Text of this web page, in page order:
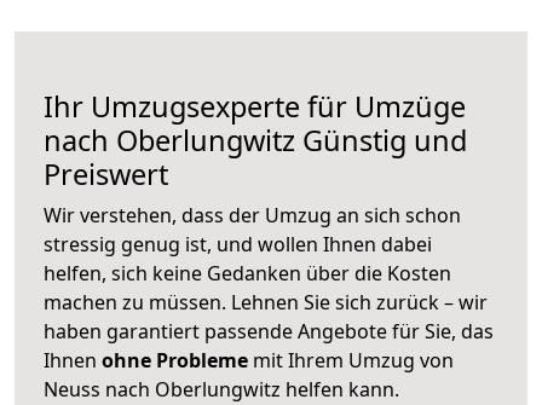
Ihr Umzugsexperte für Umzüge
nach Oberlungwitz Günstig und
Preiswert
Wir verstehen, dass der Umzug an sich schon
stressig genug ist, und wollen Ihnen dabei
helfen, sich keine Gedanken über die Kosten
machen zu müssen. Lehnen Sie sich zurück – wir
haben garantiert passende Angebote für Sie, das
Ihnen ohne Probleme mit Ihrem Umzug von
Neuss nach Oberlungwitz helfen kann.